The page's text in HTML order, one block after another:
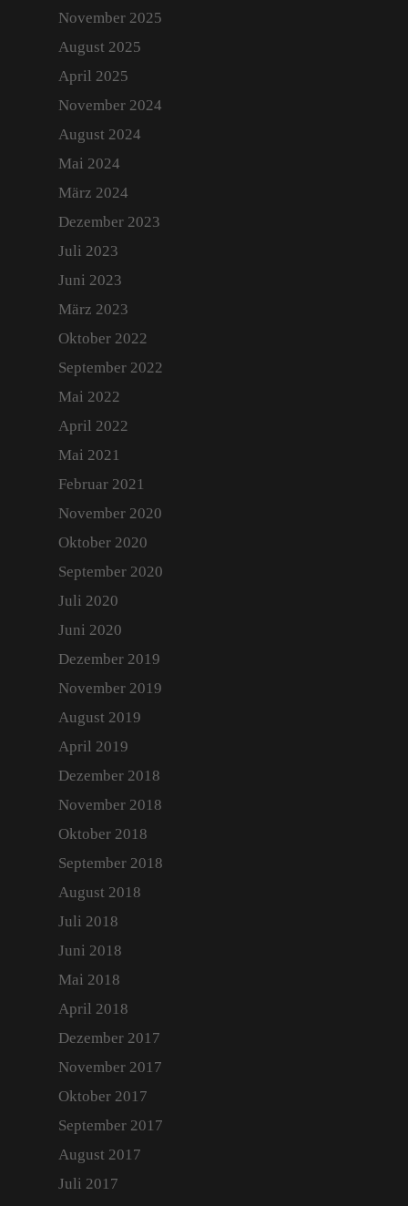
November 2025
August 2025
April 2025
November 2024
August 2024
Mai 2024
März 2024
Dezember 2023
Juli 2023
Juni 2023
März 2023
Oktober 2022
September 2022
Mai 2022
April 2022
Mai 2021
Februar 2021
November 2020
Oktober 2020
September 2020
Juli 2020
Juni 2020
Dezember 2019
November 2019
August 2019
April 2019
Dezember 2018
November 2018
Oktober 2018
September 2018
August 2018
Juli 2018
Juni 2018
Mai 2018
April 2018
Dezember 2017
November 2017
Oktober 2017
September 2017
August 2017
Juli 2017